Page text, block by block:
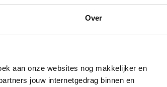
Over
aan onze websites nog makkelijker en
jouw internetgedrag binnen en